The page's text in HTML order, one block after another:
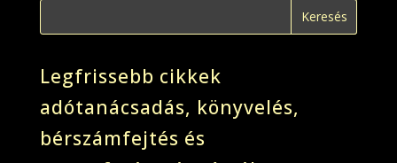
Legfrissebb cikkek
adótanácsadás, könyvelés,
bérszámfejtés és